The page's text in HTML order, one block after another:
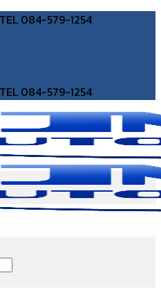
084-579-1254
084-579-1254